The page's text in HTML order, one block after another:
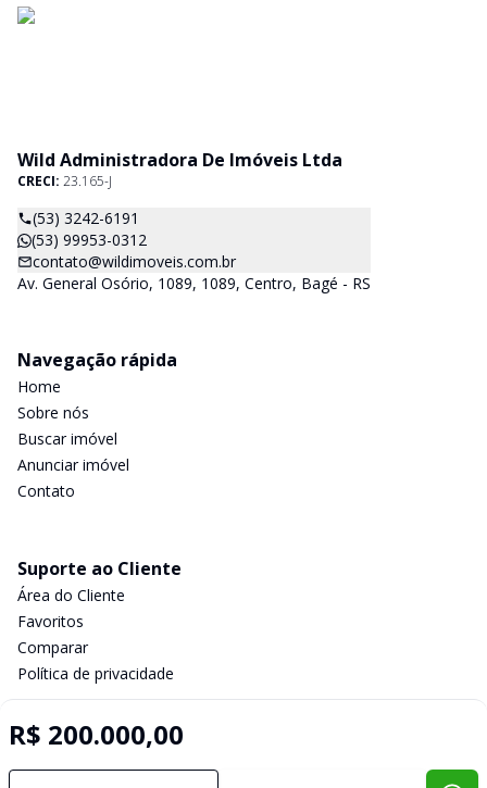
R$ 200.000,00
Wild Administradora De Imóveis Ltda
CRECI: 23.165-J
(53) 3242-6191
(53) 99953-0312
contato@wildimoveis.com.br
Av. General Osório, 1089, 1089, Centro, Bagé - RS
Navegação rápida
Home
Sobre nós
Buscar imóvel
Anunciar imóvel
Contato
Suporte ao Cliente
Área do Cliente
Favoritos
Comparar
Política de privacidade
Selo de Tecnologia Loft